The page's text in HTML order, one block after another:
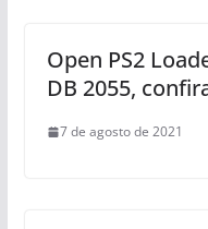
Open PS2
DB 2055,
7 de agosto de 2021